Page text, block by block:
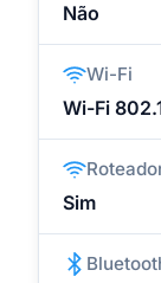
Não
Wi-Fi
Wi-Fi
Sim